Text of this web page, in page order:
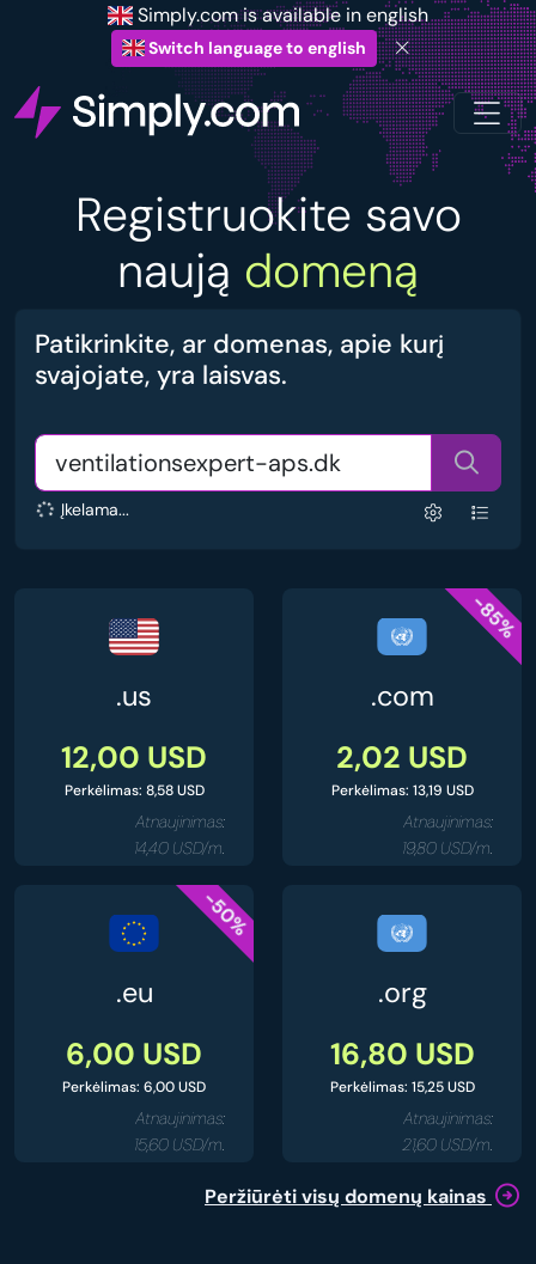
Simply.com is available in english
Switch language to english
Registruokite savo
naują domeną
Patikrinkite, ar domenas, apie kurį
svajojate, yra laisvas.
Įkelama...
.us
12,00 USD
Perkėlimas: 8,58 USD
Atnaujinimas:
14,40 USD/m.
-85%
.com
2,02 USD
Perkėlimas: 13,19 USD
Atnaujinimas:
19,80 USD/m.
-50%
.eu
6,00 USD
Perkėlimas: 6,00 USD
Atnaujinimas:
15,60 USD/m.
.org
16,80 USD
Perkėlimas: 15,25 USD
Atnaujinimas:
21,60 USD/m.
Peržiūrėti visų domenų kainas